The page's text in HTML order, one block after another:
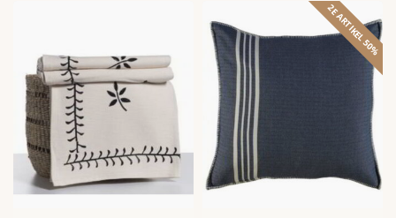
2E ARTIKEL 50%